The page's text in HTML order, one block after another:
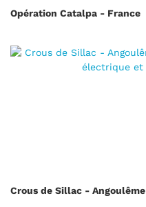
Opération Catalpa - France
Crous de Sillac - Angoulême